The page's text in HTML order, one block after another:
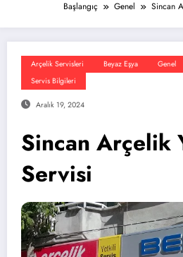
Başlangıç Genel Sincan
Arçelik Servisleri Beyaz Eşya Genel
Servis Bilgileri
Aralık 19, 2024
Sincan Arçelik
Servisi